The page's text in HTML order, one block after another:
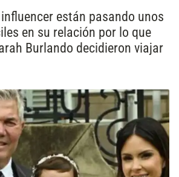
están pasando unos
en su relación por lo que
Burlando decidieron viajar